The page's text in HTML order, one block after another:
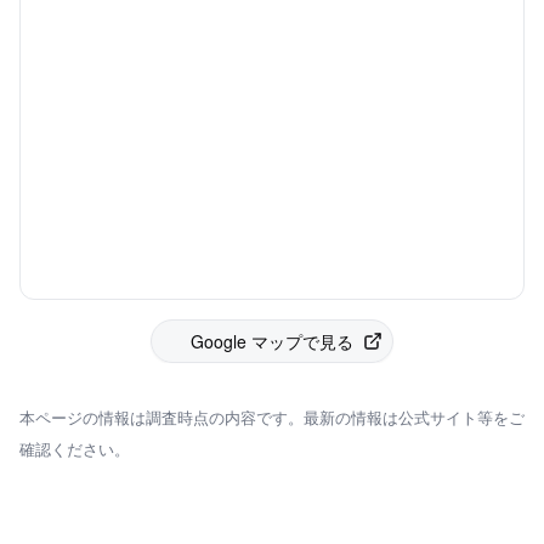
Google マップで見る
本ページの情報は調査時点の内容です。最新の情報は公式サイト等をご
確認ください。